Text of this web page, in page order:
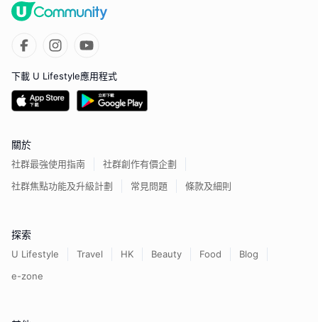
下載 U Lifestyle應用程式
關於
社群最強使用指南
社群創作有價企劃
社群焦點功能及升級計劃
常見問題 條款及細則
探索
U Lifestyle Travel HK Beauty Food
Blog
e-zone